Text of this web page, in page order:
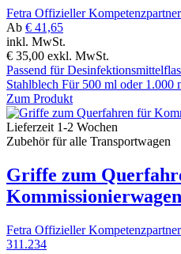
Fetra Offizieller Kompetenzpartner
Ab € 41,65
inkl. MwSt.
€ 35,00 exkl. MwSt.
Passend für
Stahlblech Für 500 ml oder 1.000
Zum Produkt
Lieferzeit 1-2 Wochen
Zubehör für alle Transportwagen
Griffe zum
Kommissionierwagen
Fetra Offizieller Kompetenzpartner
311.234